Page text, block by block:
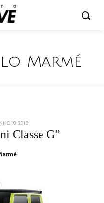
Marmé
18, 2018
2018
Classe G”